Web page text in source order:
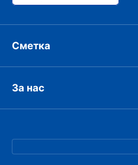
Сметка
За нас